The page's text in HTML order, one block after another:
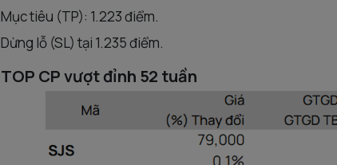
Mục tiêu (TP): 1.223 điểm.
Dừng lỗ (SL) tại 1.235 điểm.
TOP CP vượt đỉnh 52 tuần